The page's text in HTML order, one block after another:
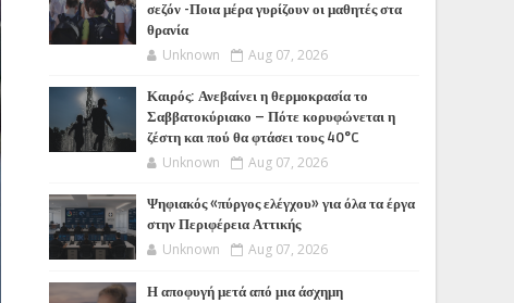
σεζόν -Ποια μέρα γυρίζουν οι μαθητές στα
θρανία
Unknown Aug 07, 2026
Καιρός: Ανεβαίνει η θερμοκρασία το
Σαββατοκύριακο – Πότε κορυφώνεται η
ζέστη και πού θα φτάσει τους 40°C
Unknown Aug 07, 2026
Ψηφιακός «πύργος ελέγχου» για όλα τα έργα
στην Περιφέρεια Αττικής
Unknown Aug 07, 2026
Η αποφυγή μετά από μια άσχημη